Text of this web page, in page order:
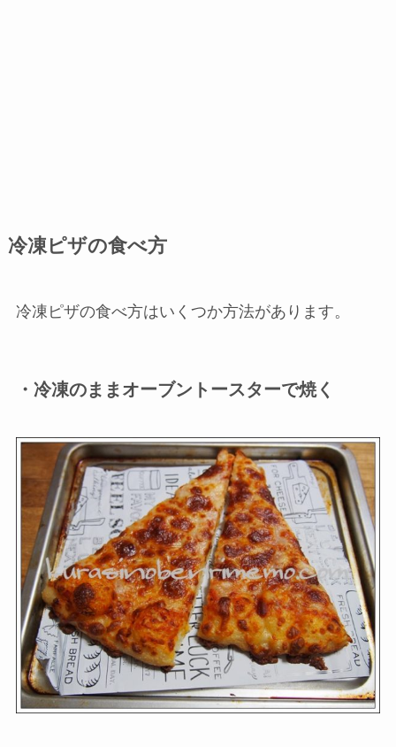
冷凍ピザの食べ方
冷凍ピザの食べ方はいくつか方法があります。
・冷凍のままオーブントースターで焼く